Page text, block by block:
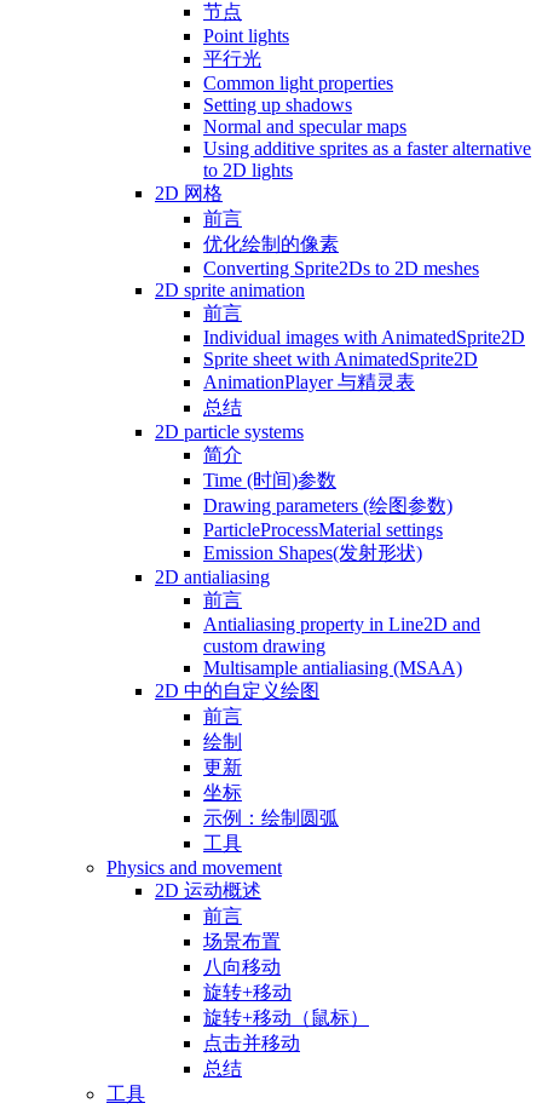
节点
Point lights
平行光
Common light properties
Setting up shadows
Normal and specular maps
Using additive sprites as a faster alternative
to 2D lights
2D 网格
前言
优化绘制的像素
Converting Sprite2Ds to 2D meshes
2D sprite animation
前言
Individual images with AnimatedSprite2D
Sprite sheet with AnimatedSprite2D
AnimationPlayer 与精灵表
总结
2D particle systems
简介
Time (时间)参数
Drawing parameters (绘图参数)
ParticleProcessMaterial settings
Emission Shapes(发射形状)
2D antialiasing
前言
Antialiasing property in Line2D and
custom drawing
Multisample antialiasing (MSAA)
2D 中的自定义绘图
前言
绘制
更新
坐标
示例：绘制圆弧
工具
Physics and movement
2D 运动概述
前言
场景布置
八向移动
旋转+移动
旋转+移动（鼠标）
点击并移动
总结
工具